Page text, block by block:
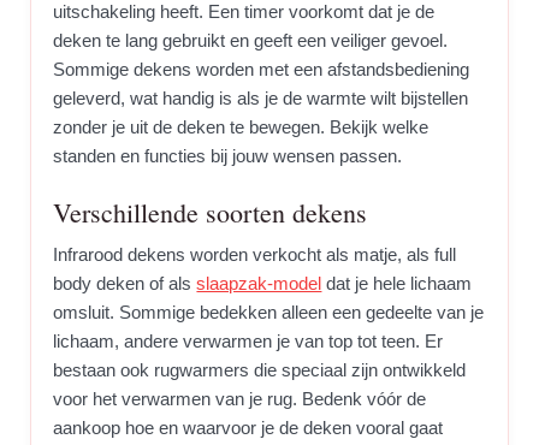
uitschakeling heeft. Een timer voorkomt dat je de
deken te lang gebruikt en geeft een veiliger gevoel.
Sommige dekens worden met een afstandsbediening
geleverd, wat handig is als je de warmte wilt bijstellen
zonder je uit de deken te bewegen. Bekijk welke
standen en functies bij jouw wensen passen.
Verschillende soorten dekens
Infrarood dekens worden verkocht als matje, als full
body deken of alsslaapzak-model dat je hele lichaam
omsluit. Sommige bedekken alleen een gedeelte van je
lichaam, andere verwarmen je van top tot teen. Er
bestaan ook rugwarmers die speciaal zijn ontwikkeld
voor het verwarmen van je rug. Bedenk vóór de
aankoop hoe en waarvoor je de deken vooral gaat